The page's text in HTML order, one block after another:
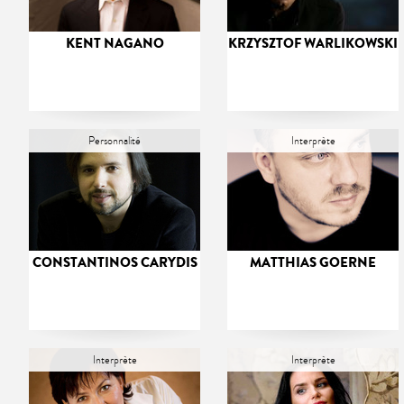
KENT NAGANO KRZYSZTOF WARLIKOWSKI
Personnalité
CONSTANTINOS CARYDIS
Interprète
MATTHIAS GOERNE
Interprète Interprète